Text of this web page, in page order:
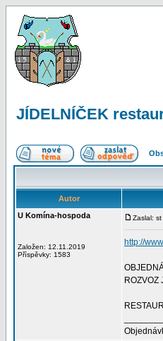
JÍDELNÍČEK
Autor
U Komína-hospoda
Založen: 12.11.2019
Příspěvky: 1583
Zaslal:
http://
ROZVOZ